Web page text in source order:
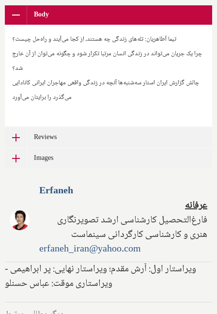
Body
تیما آطاهریان: تله‌های زندگی چه هستند، از کجا می‌آیند و راه‌حل چیست؟
چرا یک جریان می‌تواند در زندگی انسان مرتبا تکرار شود و چگونه می‌توان از آن خارج
شد؟
چالش گزارش ایران استار سه‌شنبه‌ها آنچه در زندگی واقعی مهاجران ایرانی کانادایی
می‌گذرد را برایتان می‌آورد
Reviews
Images
Erfaneh
عرفانه
فارغ‌التحصیل کارشناسی ارشد تصویرنگاری
هنری و کارشناسی کارگردانی سینماست
erfaneh_iran@yahoo.com
ویراستار اول: آرش مقدم؛ ویراستار نهایی: پر ابراهیمی -
ویراستاری موقت: عباس حسنلو